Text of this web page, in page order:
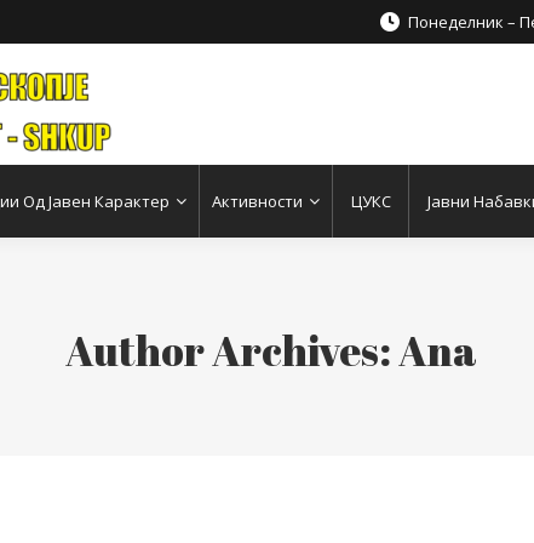
Понеделник –
Од Јавен Карактер Активности ЦУКС Јавни
Author Archives:Ana